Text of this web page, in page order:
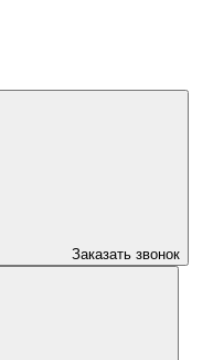
Заказать звонок